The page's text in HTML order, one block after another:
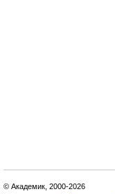
© Академик, 2000-2026